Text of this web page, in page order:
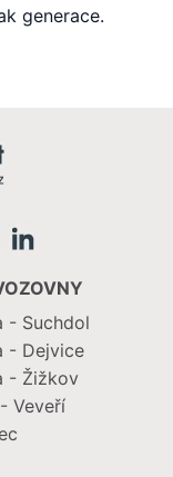
generace.
- Suchdol
- Dejvice
- Žižkov
Veveří